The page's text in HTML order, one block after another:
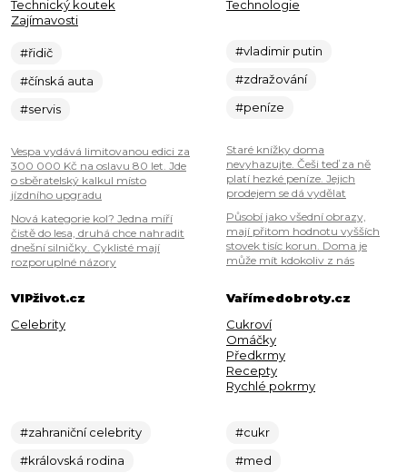
Technický koutek
Zajímavosti
#řidič
#čínská auta
#servis
Vespa vydává limitovanou edici za
300 000 Kč na oslavu 80 let. Jde
o sběratelský kalkul místo
jízdního upgradu
Nová kategorie kol? Jedna míří
čistě do lesa, druhá chce nahradit
dnešní silničky. Cyklisté mají
rozporuplné názory
Technologie
#vladimir putin
#zdražování
#peníze
Staré knížky doma
nevyhazujte. Češi teď za ně
platí hezké peníze. Jejich
prodejem se dá vydělat
Působí jako všední obrazy,
mají přitom hodnotu vyšších
stovek tisíc korun. Doma je
může mít kdokoliv z nás
VIPživot.cz
Celebrity
#zahraniční celebrity
#královská rodina
Vařímedobroty.cz
Cukroví
Omáčky
Předkrmy
Recepty
Rychlé pokrmy
#cukr
#med